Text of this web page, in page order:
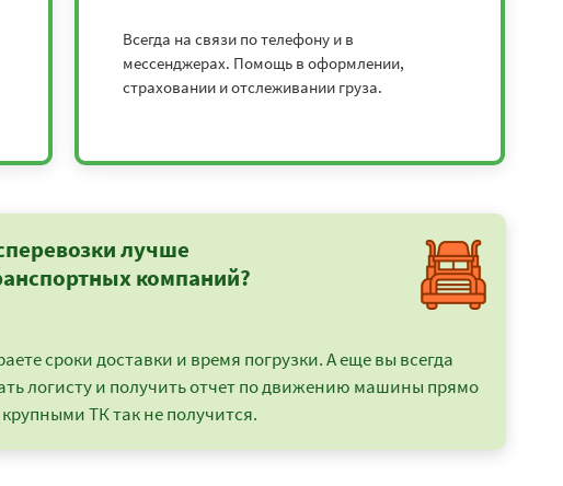
Всегда на связи по телефону и в
мессенджерах. Помощь в оформлении,
страховании и отслеживании груза.
лучше
компаний?
сроки доставки и время погрузки. А еще вы всегда
логисту и получить отчет по движению машины прямо
ТК так не получится.